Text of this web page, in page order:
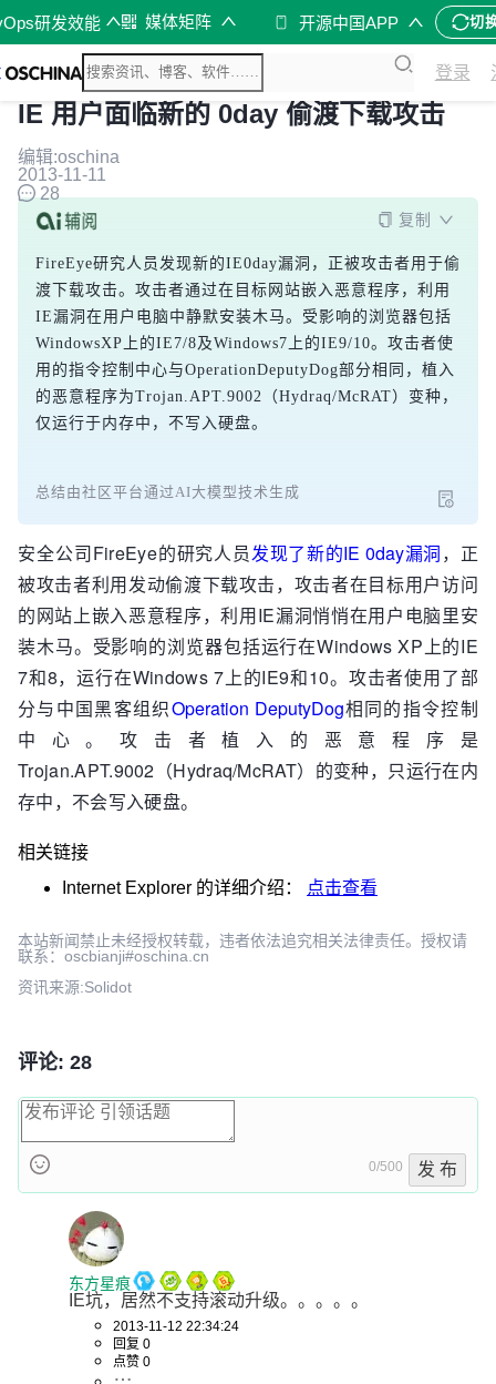
研发效能 媒体矩阵 开源中国APP 切
登录
IE 用户面临新的 0day 偷渡下载攻击
编辑:oschina
2013-11-11
28
复制
FireEye研究人员发现新的IE0day漏洞，正被攻击者用于偷
渡下载攻击。攻击者通过在目标网站嵌入恶意程序，利用
IE漏洞在用户电脑中静默安装木马。受影响的浏览器包括
WindowsXP上的IE7/8及Windows7上的IE9/10。攻击者使
用的指令控制中心与OperationDeputyDog部分相同，植入
的恶意程序为Trojan.APT.9002（Hydraq/McRAT）变种，
仅运行于内存中，不写入硬盘。
总结由社区平台通过AI大模型技术生成
安全公司FireEye的研究人员发现了新的IE 0day漏洞，正
被攻击者利用发动偷渡下载攻击，攻击者在目标用户访问
的网站上嵌入恶意程序，利用IE漏洞悄悄在用户电脑里安
装木马。受影响的浏览器包括运行在Windows XP上的IE
7和8，运行在Windows 7上的IE9和10。攻击者使用了部
分与中国黑客组织Operation DeputyDog相同的指令控制
中心。攻击者植入的恶意程序是
Trojan.APT.9002（Hydraq/McRAT）的变种，只运行在内
存中，不会写入硬盘。
相关链接
Internet Explorer 的详细介绍： 点击查看
本站新闻禁止未经授权转载，违者依法追究相关法律责任。授权请
联系：oscbianji#oschina.cn
资讯来源:Solidot
评论: 28
0/500 发 布
东方星痕
IE坑，居然不支持滚动升级。。。。。
2013-11-12 22:34:24
回复 0
点赞 0